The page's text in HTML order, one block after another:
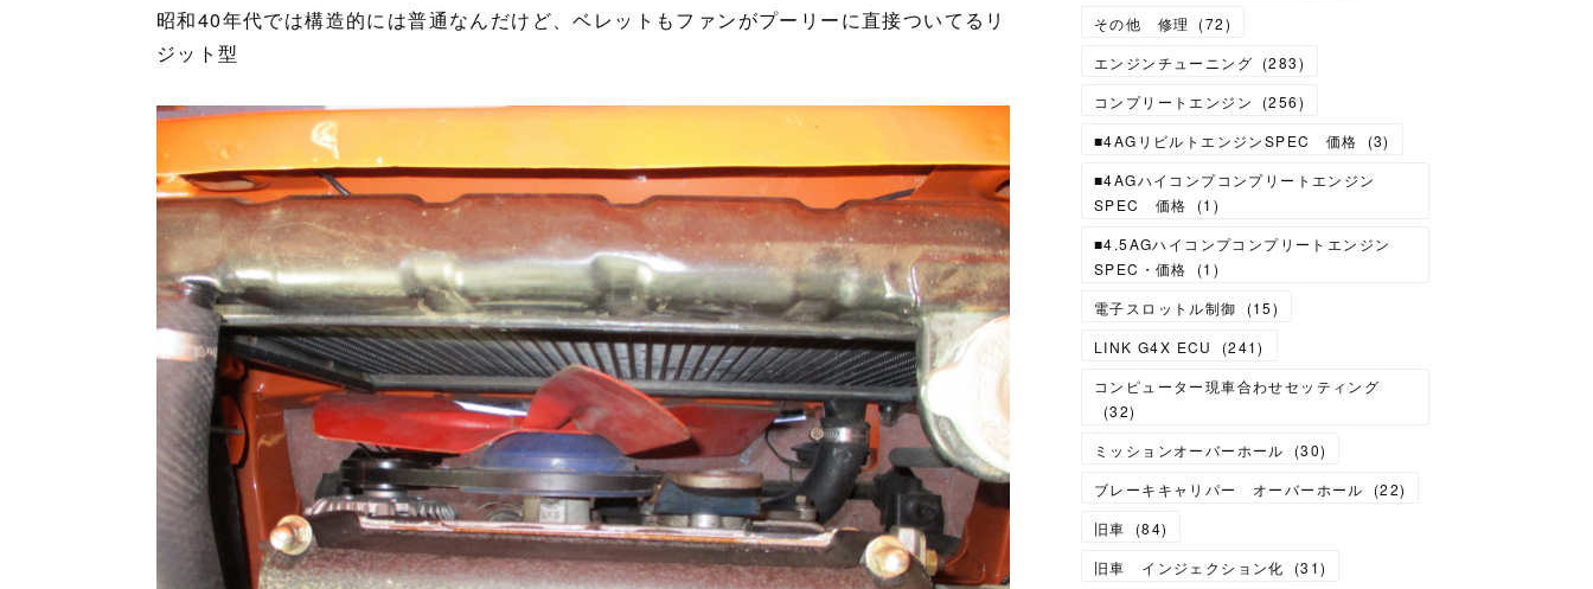
昭和40年代では構造的には普通なんだけど、ベレットもファンがプーリーに直接ついてるリ
ジット型
その他 修理
(72)
エンジンチューニング (283)
コンプリートエンジン
(256)
■4AGリビルトエンジンSPEC 価格
(3)
■4AGハイコンプコンプリートエンジン
SPEC 価格
(1 )
■4.5AGハイコンプコンプリートエンジン
SPEC・価格
(1 )
電子スロットル制御
(15)
LINK G4X ECU
(241)
コンピューター現車合わせセッティング
(32)
ミッションオーバーホール
(30)
ブレーキキャリパー オーバーホール
(22)
旧車
(84)
旧車 インジェクション化
(31)